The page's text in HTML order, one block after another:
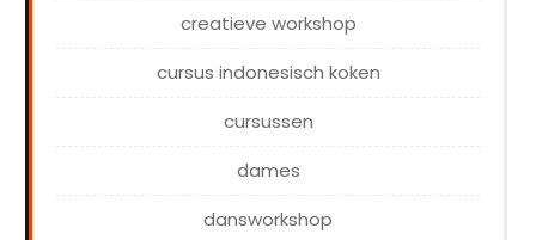
creatieve workshop
cursus indonesisch koken
cursussen
dames
dansworkshop